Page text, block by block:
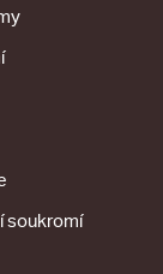
soukromí